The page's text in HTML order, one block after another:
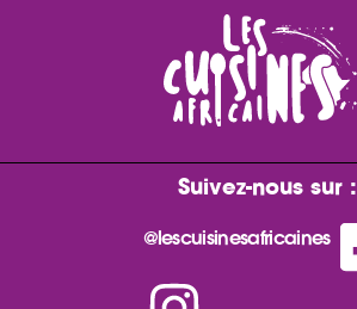
Suivez-nous sur :
@lescuisinesafricaines